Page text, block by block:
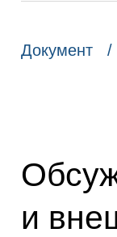
Документ /
и